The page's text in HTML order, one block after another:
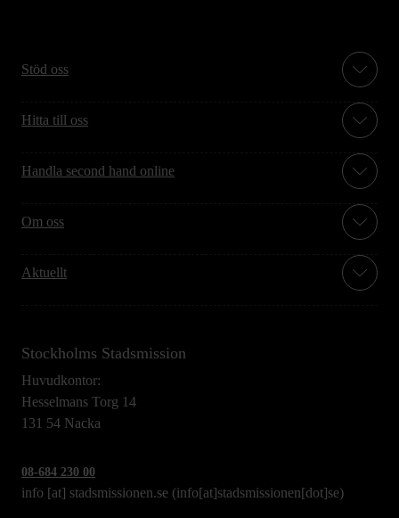
Stöd oss
Hitta till oss
Handla second hand online
Om oss
Aktuellt
Stockholms Stadsmission
Huvudkontor:
Hesselmans Torg 14
131 54 Nacka
08-684 230 00
info [at] stadsmissionen.se (info[at]stadsmissionen[dot]se)